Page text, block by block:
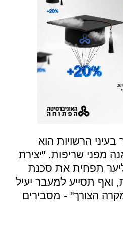
הרשויות הוא
מפני שריפות. "יצירת
ליער תפחית את סכנת
תסייע למעבר יעיל
הצורך" - מסבירים